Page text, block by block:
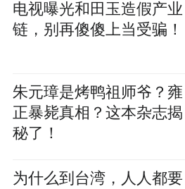
电视曝光和田玉造假产业
链，别再傻傻上当受骗！
朱元璋是烤鸭祖师爷？雍
正暴毙真相？这本杂志揭
秘了！
为什么到台湾，人人都要